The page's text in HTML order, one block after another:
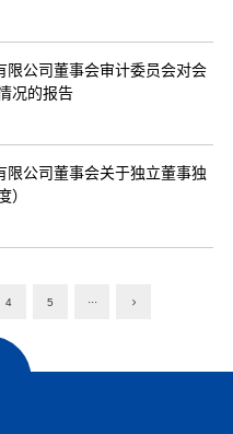
限公司董事会审计委员会对会
况的报告
公司董事会关于独立董事独
）
4 5 ···